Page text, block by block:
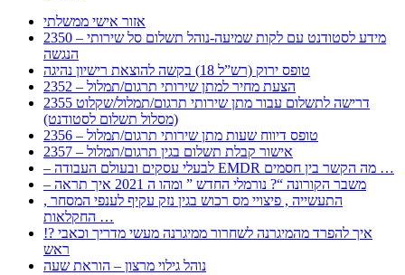
אזור אישי ממשלתי
2350 – מידע לסטודנט עם לקות שמיעה-נוהל תשלום סל שירותי
הנגשה
טופס ירוק (רש”ל 18) בקשה להוצאת רישיון נהיגה
2352 – הצעת מחיר למתן שירותי תרגום/תמלול
2355 דרישה לתשלום עבור מתן שירותי תרגום/תמלול/שקלוט
(מסלול תשלום לסטודנט)
2356 – טופס דיווח שעות מתן שירותי תרגום/תמלול
2357 – אישור קבלת תשלום בגין תרגום/תמלול
– לבעלי עסקים ובעולם העבודה EMDR מה הקשר בין חסמים …
– משבר הקורונה “? נורמלי החדש ” ומהו ה 2021 איך תראה
, התעשייה , פיצויי מס רכוש בגין נזק עקיף לענפי המסחר
החקלאות …
!? איך להפרד מהמיגרנה לשחרור ממיגרנה מעשי מדריך וכאבי
ראש
נוהל גילוי מרצון – הוראת שעה